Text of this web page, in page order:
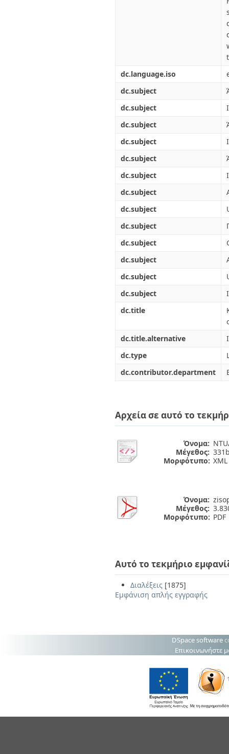
dc.language.iso
dc.subject
dc.subject
dc.subject
dc.subject
dc.subject
dc.subject
dc.subject
dc.subject
dc.subject
dc.subject
dc.subject
dc.subject
dc.subject
dc.title
dc.title.alternative
dc.type
dc.contributor.department
Αρχεία σε αυτό το
Όνομα:
Μέγεθος:
Μορφότυπο: XML
Όνομα:
Μέγεθος:
Μορφότυπο: PDF
Αυτό το τεκμήριο
Διαλέξεις [1875]
Εμφάνιση απλής εγγραφής
DSpace software
Επικοινωνήστε